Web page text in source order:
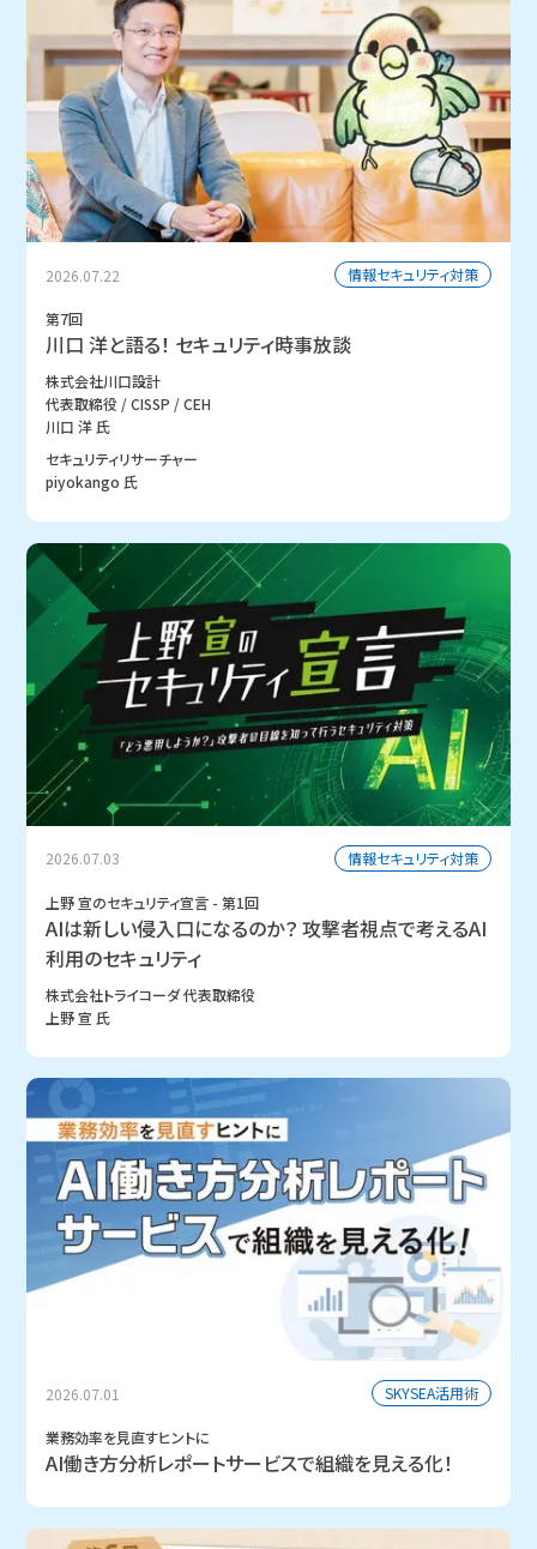
2026.07.22 情報セキュリティ対策
第7回
川口 洋と語る！ セキュリティ時事放談
株式会社川口設計
代表取締役 / CISSP / CEH
川口 洋 氏
セキュリティリサーチャー
piyokango 氏
2026.07.03 情報セキュリティ対策
上野 宣のセキュリティ宣言 - 第1回
AIは新しい侵入口になるのか？ 攻撃者視点で考えるAI
利用のセキュリティ
株式会社トライコーダ 代表取締役
上野 宣 氏
2026.07.01 SKYSEA活用術
業務効率を見直すヒントに
AI働き方分析レポートサービスで組織を見える化！